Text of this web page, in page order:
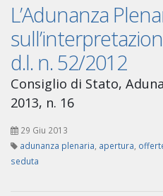
L’Adunanza
d.l. n. 52/2012
Consiglio di Stato,
2013, n. 16
29 Giu 2013
adunanza plenaria apertura
seduta